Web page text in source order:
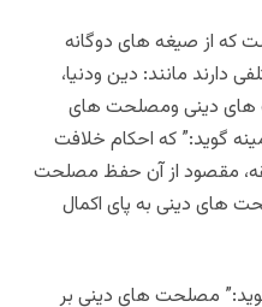
که از صیغه های دوگانه
دارند مانند: دین ودنیا،
های دینی ومصلحت های
گوید:” که احکام خلافت
مقصود از آن حفظ مصلحت
های دینی به پای اکمال
مصلحت های دینی بر